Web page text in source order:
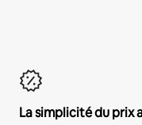
La simplicité du prix